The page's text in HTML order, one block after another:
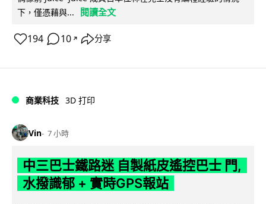
下，僅憑藉與...
閱讀全文
194 10 ↗ 分享
商業科技 3D 打印
Vin 7 小時
中三巴士鐵路迷 自製紙皮遙控巴士 門,
水撥識郁 + 實時GPS報站